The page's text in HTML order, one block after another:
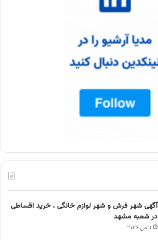
آگهی شهر فرش و شهر لوازم خانگی ، خرید اقساطی
در شعبه مشهد
۱۱ می ۲۰۲۶